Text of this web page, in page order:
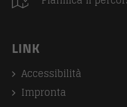
LINK
Accessibilità
Impronta